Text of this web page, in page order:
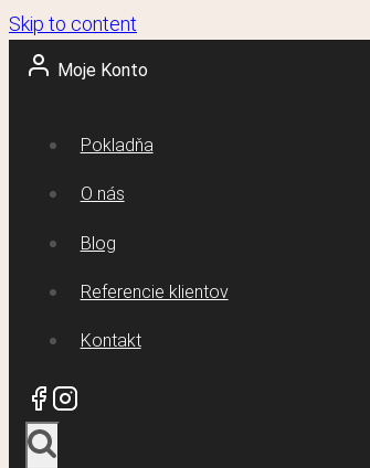
Skip to content
Moje Konto
Pokladňa
O nás
Blog
Referencie klientov
Kontakt